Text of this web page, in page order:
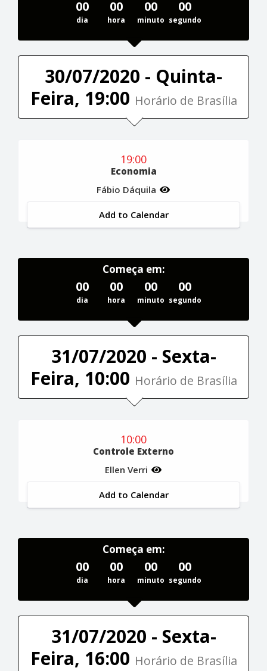
00
dia
00
hora
00
minuto
00
segundo
30/07/2020 - Quinta-
Feira, 19:00 Horário de Brasília
19:00
Economia
Fábio Dáquila
Add to Calendar
Começa em:
00
dia
00
hora
00
minuto
00
segundo
31/07/2020 - Sexta-
Feira, 10:00 Horário de Brasília
10:00
Controle Externo
Ellen Verri
Add to Calendar
Começa em:
00
dia
00
hora
00
minuto
00
segundo
31/07/2020 - Sexta-
Feira, 16:00 Horário de Brasília